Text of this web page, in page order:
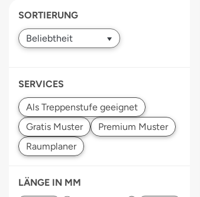
SORTIERUNG
SERVICES
LÄNGE IN MM